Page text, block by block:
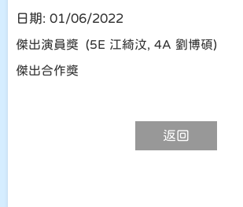
日期: 01/06/2022
傑出演員獎 (5E 江綺汶, 4A 劉博碩)
傑出合作獎
返回